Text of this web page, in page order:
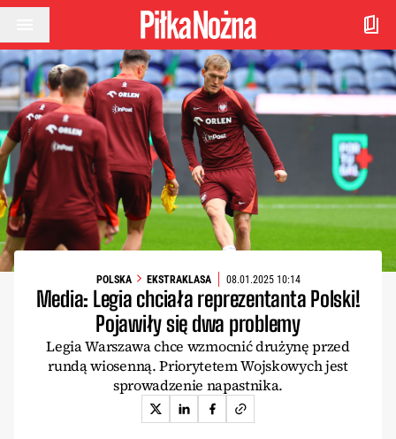
Przejdź do treści
POLSKA EKSTRAKLASA 08.01.2025 10:14
Media: Legia chciała reprezentanta Polski!
Pojawiły się dwa problemy
Legia Warszawa chce wzmocnić drużynę przed
rundą wiosenną. Priorytetem Wojskowych jest
sprowadzenie napastnika.